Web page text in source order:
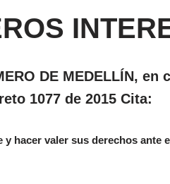
DE MEDELLÍN,
1077 de 2015 Cita:
hacer valer sus derechos ante